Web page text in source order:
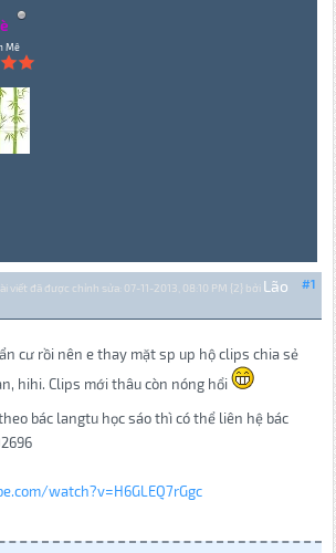
Mê
#1
viết đã được chỉnh sửa: 07-11-2013, 08:10 PM {2} bởi Lão
cư rồi nên e thay mặt sp up hộ clips chia sẻ
hihi. Clips mới thâu còn nóng hổi
bác langtu học sáo thì có thể liên hệ bác
watch?v=H6GLEQ7rGgc